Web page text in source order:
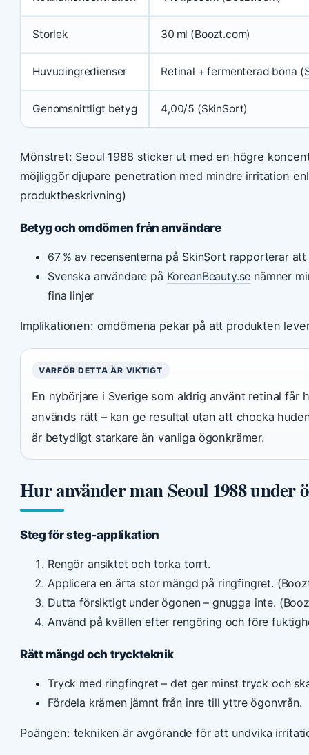
Storlek 30 ml (Boozt.com)
Huvudingredienser Retinal + fermenterad böna (
Genomsnittligt betyg 4,00/5 (SkinSort)
Mönstret: Seoul 1988 sticker ut med en högre
möjliggör djupare penetration med mindre irritation
produktbeskrivning)
Betyg och omdömen från användare
67 % av recensenterna på SkinSort rapporterar
Svenska användare på KoreanBeauty.se nämner
fina linjer
Implikationen: omdömena pekar på att produkten
VARFÖR DETTA ÄR VIKTIGT
En nybörjare i Sverige som aldrig använt retinal får
används rätt – kan ge resultat utan att chocka
är betydligt starkare än vanliga ögonkrämer.
Hur använder man Seoul 1988 under
Steg för steg‑applikation
Rengör ansiktet och torka torrt.
Applicera en ärta stor mängd på ringfingret.
Dutta försiktigt under ögonen – gnugga inte.
Använd på kvällen efter rengöring och före
Rätt mängd och tryckteknik
Tryck med ringfingret – det ger minst tryck och
Fördela krämen jämnt från inre till yttre ögonvrån.
Poängen: tekniken är avgörande för att undvika